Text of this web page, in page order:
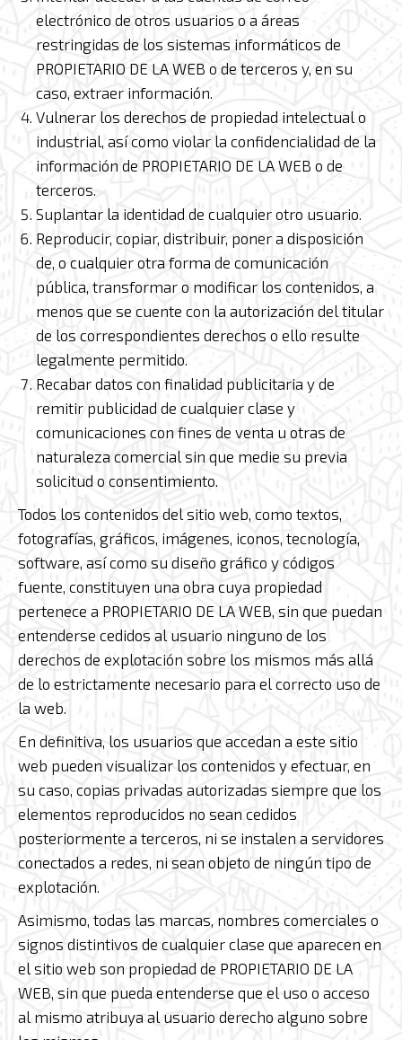
electrónico de otros usuarios o a áreas
restringidas de los sistemas informáticos de
PROPIETARIO DE LA WEB o de terceros y, en su
caso, extraer información.
Vulnerar los derechos de propiedad intelectual o
industrial, así como violar la confidencialidad de la
información de PROPIETARIO DE LA WEB o de
terceros.
Suplantar la identidad de cualquier otro usuario.
Reproducir, copiar, distribuir, poner a disposición
de, o cualquier otra forma de comunicación
pública, transformar o modificar los contenidos, a
menos que se cuente con la autorización del titular
de los correspondientes derechos o ello resulte
legalmente permitido.
Recabar datos con finalidad publicitaria y de
remitir publicidad de cualquier clase y
comunicaciones con fines de venta u otras de
naturaleza comercial sin que medie su previa
solicitud o consentimiento.
Todos los contenidos del sitio web, como textos,
fotografías, gráficos, imágenes, iconos, tecnología,
software, así como su diseño gráfico y códigos
fuente, constituyen una obra cuya propiedad
pertenece a PROPIETARIO DE LA WEB, sin que puedan
entenderse cedidos al usuario ninguno de los
derechos de explotación sobre los mismos más allá
de lo estrictamente necesario para el correcto uso de
la web.
En definitiva, los usuarios que accedan a este sitio
web pueden visualizar los contenidos y efectuar, en
su caso, copias privadas autorizadas siempre que los
elementos reproducidos no sean cedidos
posteriormente a terceros, ni se instalen a servidores
conectados a redes, ni sean objeto de ningún tipo de
explotación.
Asimismo, todas las marcas, nombres comerciales o
signos distintivos de cualquier clase que aparecen en
el sitio web son propiedad de PROPIETARIO DE LA
WEB, sin que pueda entenderse que el uso o acceso
al mismo atribuya al usuario derecho alguno sobre